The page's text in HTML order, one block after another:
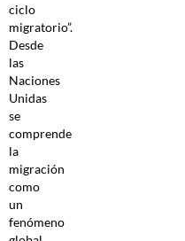
ciclo
migratorio”.
Desde
las
Naciones
Unidas
se
comprende
la
migración
como
un
fenómeno